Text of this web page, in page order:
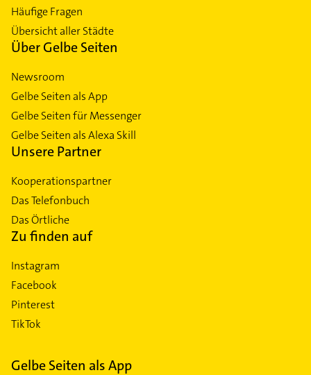
Häufige Fragen
Übersicht aller Städte
Über Gelbe Seiten
Newsroom
Gelbe Seiten als App
Gelbe Seiten für Messenger
Gelbe Seiten als Alexa Skill
Unsere Partner
Kooperationspartner
Das Telefonbuch
Das Örtliche
Zu finden auf
Instagram
Facebook
Pinterest
TikTok
Gelbe Seiten als App